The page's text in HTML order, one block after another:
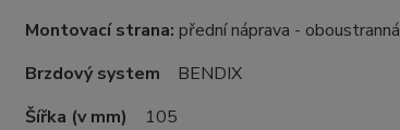
Montovací strana: přední náprava - oboustranná
Brzdový system
BENDIX
Šířka (v mm) 105